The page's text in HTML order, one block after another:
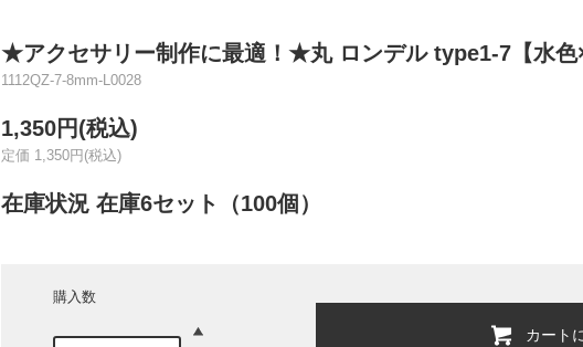
★アクセサリー制作に最適！★丸 ロンデル type1-7【水色
1112QZ-7-8mm-L0028
1,350円(税込)
定価 1,350円(税込)
在庫状況 在庫6セット（100個）
購入数
カート